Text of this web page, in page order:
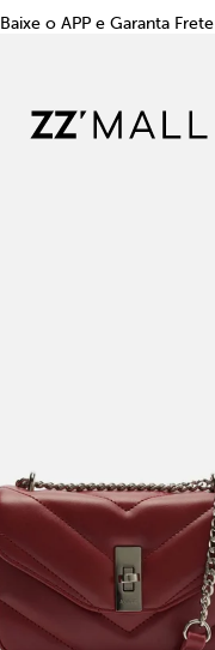
Baixe o APP e Garanta Frete